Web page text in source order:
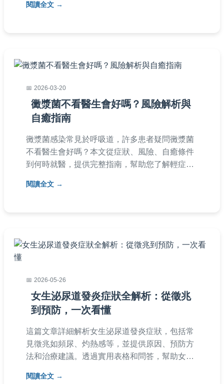
效防範感染。內容基於醫學常識，提供實用建
閱讀全文
2026-03-20
黴漿菌不看醫生會好嗎？風險解析與
自癒指南
黴漿菌感染常見於呼吸道，許多患者疑問黴漿菌
不看醫生會好嗎？本文從症狀、風險、自癒條件
到何時就醫，提供完整指南，幫助您了解輕症自
免併發症。
閱讀全文
2026-05-26
女生泌尿道發炎症狀全解析：從徵兆
到預防，一次看懂
這篇文章詳細解析女生泌尿道發炎症狀，包括常
見徵兆如頻尿、灼熱感等，並提供原因、預防方
法和治療建議。透過實用表格和問答，幫助女性
基於專業知識，適合所有年齡層女性參考。
閱讀全文